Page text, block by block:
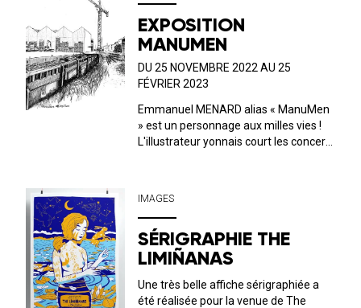
du por...
EXPOSITION
MANUMEN
DU 25 NOVEMBRE 2022 AU 25
FÉVRIER 2023
Emmanuel MENARD alias « ManuMen
» est un personnage aux milles vies !
L'illustrateur yonnais court les concerts
Cette fois-ci, il a jeté son dévo...
IMAGES
SÉRIGRAPHIE THE
LIMIÑANAS
Une très belle affiche sérigraphiée a
été réalisée pour la venue de The